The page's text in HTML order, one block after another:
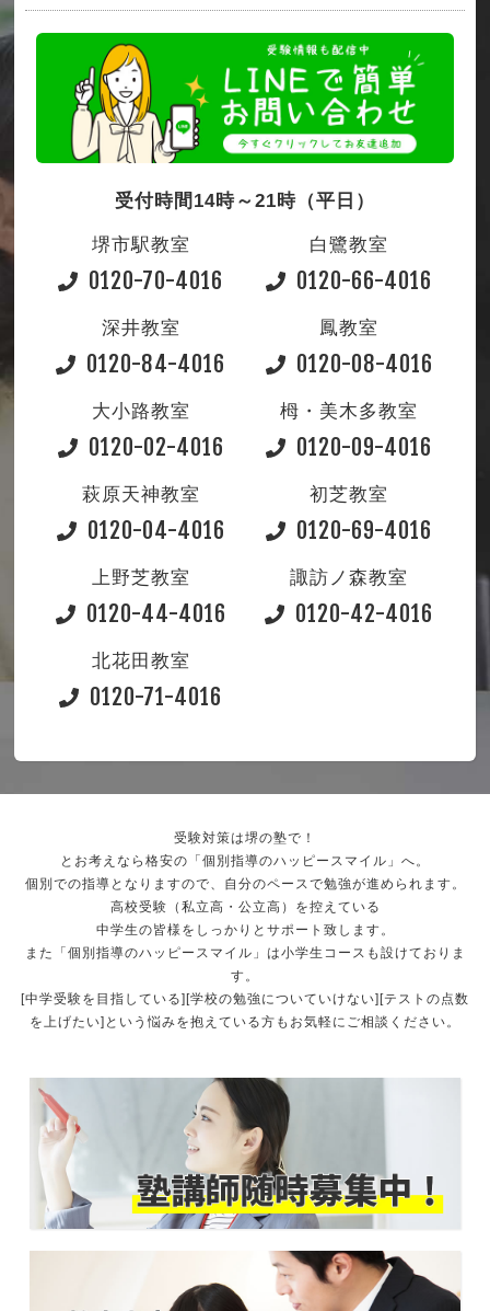
受付時間14時～21時（平日）
堺市駅教室
0120-70-4016
白鷺教室
0120-66-4016
深井教室
0120-84-4016
鳳教室
0120-08-4016
大小路教室
0120-02-4016
栂・美木多教室
0120-09-4016
萩原天神教室
0120-04-4016
初芝教室
0120-69-4016
上野芝教室
0120-44-4016
諏訪ノ森教室
0120-42-4016
北花田教室
0120-71-4016
受験対策は堺の塾で！
とお考えなら格安の「個別指導のハッピースマイル」へ。
個別での指導となりますので、自分のペースで勉強が進められます。
高校受験（私立高・公立高）を控えている
中学生の皆様をしっかりとサポート致します。
また「個別指導のハッピースマイル」は小学生コースも設けておりま
す。
[中学受験を目指している][学校の勉強についていけない][テストの点数
を上げたい]という悩みを抱えている方もお気軽にご相談ください。